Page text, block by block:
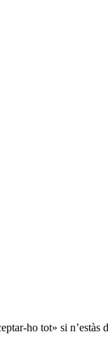
ho tot» si n’estàs